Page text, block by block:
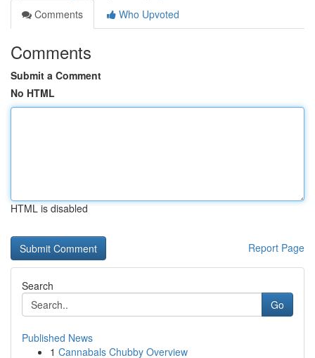
Comments
Who Upvoted
Comments
Submit a Comment
No HTML
HTML is disabled
Report Page
Search
Go
Published News
1 Cannabals Chubby Overview